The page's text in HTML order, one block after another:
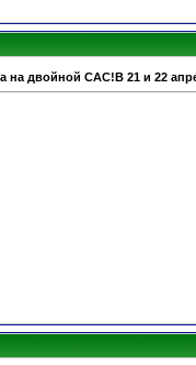
на двойной САС!В 21 и 22